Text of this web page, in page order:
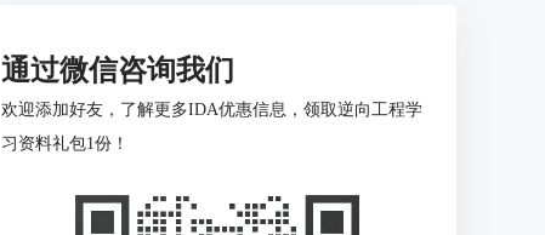
通过微信咨询我们
欢迎添加好友，了解更多IDA优惠信息，领取逆向工程学
习资料礼包1份！